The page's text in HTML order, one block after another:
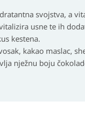
svojstva, a
usne te ih
kestena.
kakao maslac,
nježnu boju